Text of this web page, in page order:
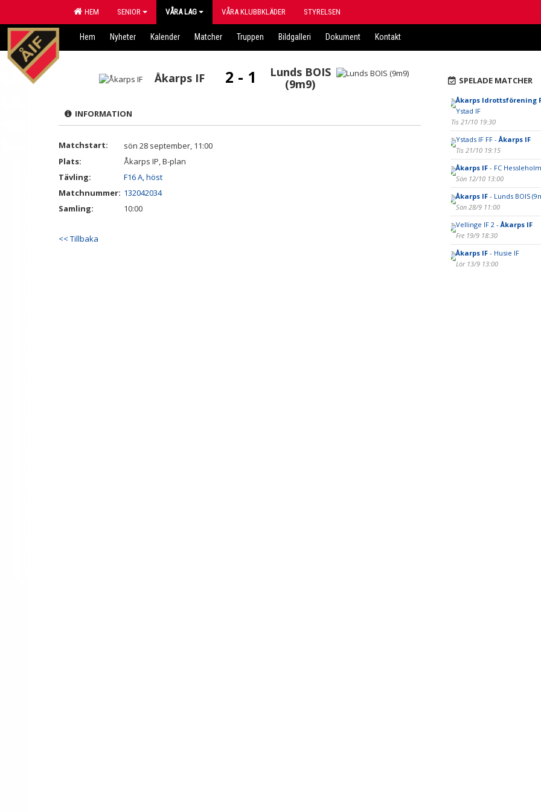
HEM SENIOR VÅRA LAG VÅRA KLUBBKLÄDER STYRELSEN
Hem Nyheter Kalender Matcher Truppen Bildgalleri Dokument Kontakt
Åkarps IF 2 - 1
Lunds BOIS
(9m9)
INFORMATION
Matchstart:
sön 28 september, 11:00
Plats:
Åkarps IP, B-plan
Tävling:
F16 A, höst
Matchnummer: 132042034
Samling:
10:00
<< Tillbaka
SPELADE MATCHER
Åkarps Idrottsförening
Ystad IF
Tis 21/10 19:30
Ystads IF FF -Åkarps IF
Tis 21/10 19:15
Åkarps IF- FC Hessleholm
Sön 12/10 13:00
Åkarps IF- Lunds BOIS
Sön 28/9 11:00
Vellinge IF 2 -Åkarps IF
Fre 19/9 18:30
Åkarps IF- Husie IF
Lör 13/9 13:00